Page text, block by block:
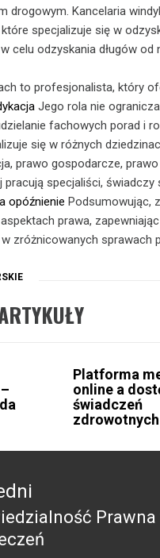
drogowym. Kancelaria
specjalizuje się w
celu odzyskania długów od
to profesjonalista, który
Jego rola nie
fachowych porad i
się w różnych
prawo gospodarcze,
pracują specjaliści,
opóźnienie Podsumowując,
prawa,
zróżnicowanych sprawach
Platforma
online a
świadczeń
zdrowotnych